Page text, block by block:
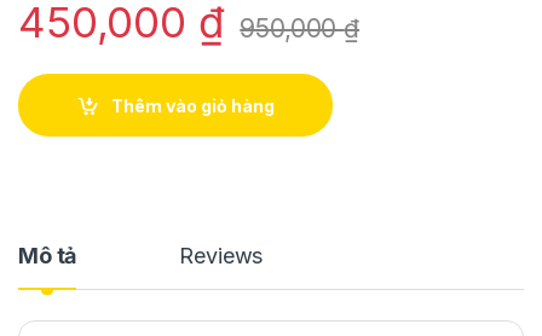
450,000 ₫ 950,000₫
Thêm vào giỏ hàng
Mô tả Reviews